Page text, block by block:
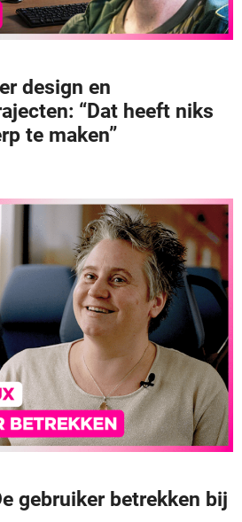
design en
“Dat heeft niks
te maken”
gebruiker betrekken bij